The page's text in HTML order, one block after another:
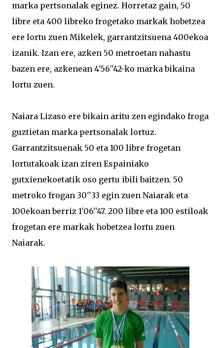
marka pertsonalak eginez. Horretaz gain, 50
libre eta 400 libreko frogetako markak hobetzea
ere lortu zuen Mikelek, garrantzitsuena 400ekoa
izanik. Izan ere, azken 50 metroetan nahastu
bazen ere, azkenean 4'56''42-ko marka bikaina
lortu zuen.
Naiara Lizaso ere bikain aritu zen egindako froga
guztietan marka pertsonalak lortuz.
Garrantzitsuenak 50 eta 100 libre frogetan
lortutakoak izan ziren Espainiako
gutxienekoetatik oso gertu ibili baitzen. 50
metroko frogan 30''33 egin zuen Naiarak eta
100ekoan berriz 1'06''47. 200 libre eta 100 estiloak
frogetan ere markak hobetzea lortu zuen
Naiarak.